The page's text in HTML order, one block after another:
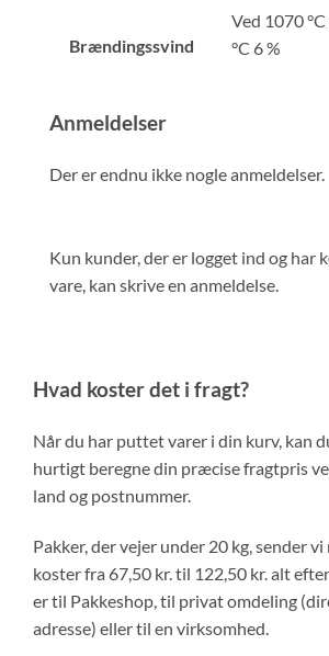
Brændingssvind
Ved 1070
°C 6 %
Anmeldelser
Der er endnu ikke nogle anmeldelser.
Kun kunder, der er logget ind og har
vare, kan skrive en anmeldelse.
Hvad koster det i fragt?
Når du har puttet varer i din kurv, kan
hurtigt beregne din præcise fragtpris
land og postnummer.
Pakker, der vejer under 20 kg, sender vi
koster fra 67,50 kr. til 122,50 kr. alt
er til Pakkeshop, til privat omdeling
adresse) eller til en virksomhed.